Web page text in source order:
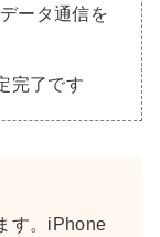
ータ通信を
完了です
す。iPhone